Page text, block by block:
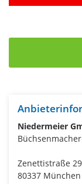
Niedermeier
Zenettistraße 29
80337